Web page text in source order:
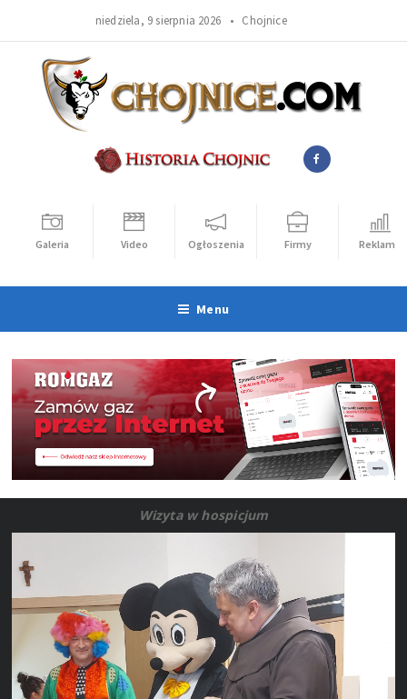
niedziela, 9 sierpnia 2026 • Chojnice
Galeria Video Ogłoszenia Firmy Reklama
Menu
Wizyta w hospicjum